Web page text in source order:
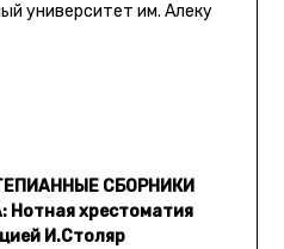
университет им. Алеку
СБОРНИКИ
хрестоматия
И.Столяр